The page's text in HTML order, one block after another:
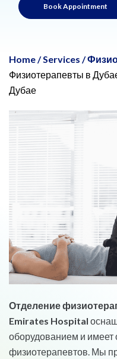
Book Appointment
Home/Services /
Физиотерапевты в
Дубае
Отделение
Emirates Hospital
оборудованием и
физиотерапевтов. Мы